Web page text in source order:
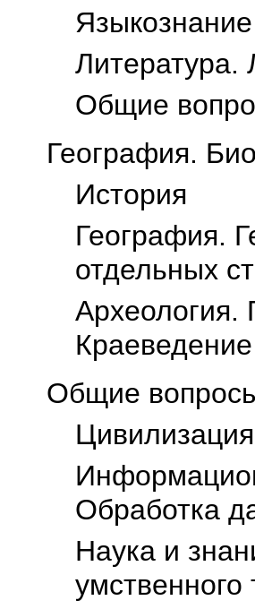
Литература.
Общие
География.
История
География.
отдельных
Археология.
Краеведение
Общие
Обработка
Наука и
умственного